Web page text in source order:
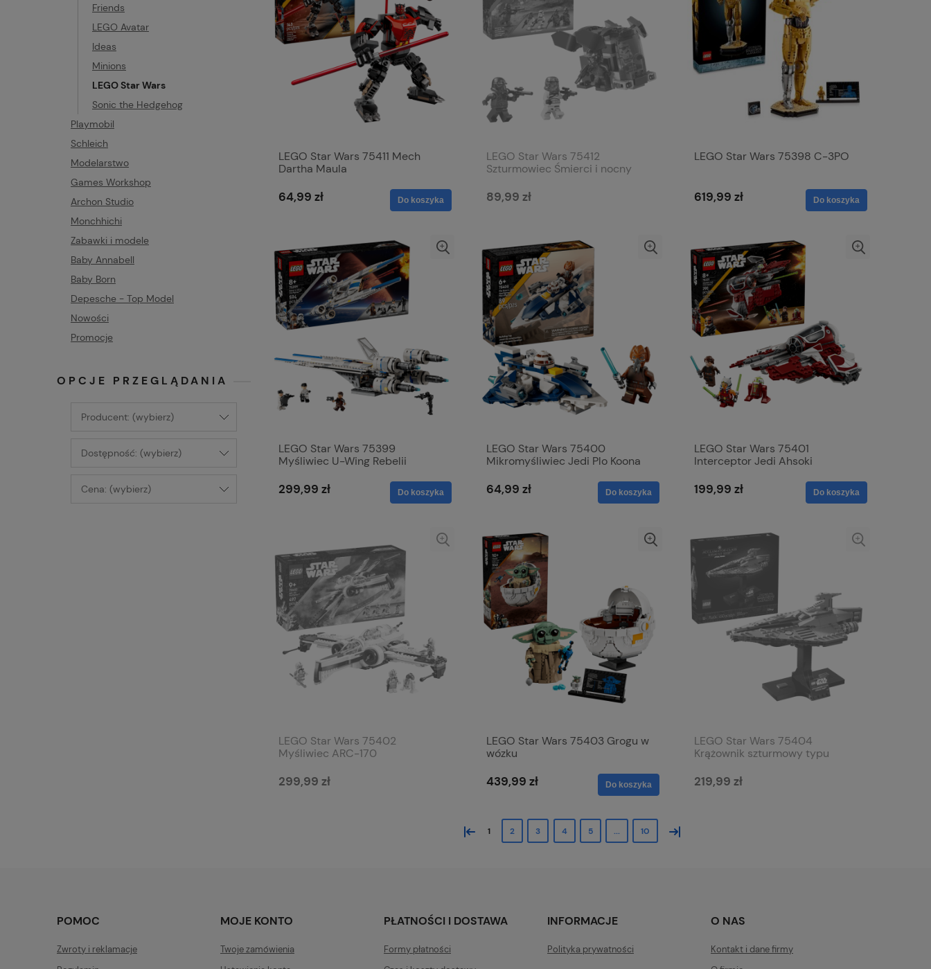
Friends
LEGO Avatar
Ideas
Minions
LEGO Star Wars
Sonic the Hedgehog
Playmobil
Schleich
Modelarstwo
Games Workshop
Archon Studio
Monchhichi
Zabawki i modele
Baby Annabell
Baby Born
Depesche - Top Model
Nowości
Promocje
OPCJE PRZEGLĄDANIA
Producent: (wybierz)
Dostępność: (wybierz)
Cena: (wybierz)
LEGO Star Wars 75411 Mech
Dartha Maula
64,99 zł Do koszyka
LEGO Star Wars 75412
Szturmowiec Śmierci i nocny
89,99 zł
LEGO Star Wars 75398 C-3PO
619,99 zł Do koszyka
LEGO Star Wars 75399
Myśliwiec U-Wing Rebelii
299,99 zł Do koszyka
LEGO Star Wars 75400
Mikromyśliwiec Jedi Plo Koona
64,99 zł Do koszyka
LEGO Star Wars 75401
Interceptor Jedi Ahsoki
199,99 zł Do koszyka
LEGO Star Wars 75402
Myśliwiec ARC-170
299,99 zł
LEGO Star Wars 75403 Grogu w
wózku
439,99 zł Do koszyka
LEGO Star Wars 75404
Krążownik szturmowy typu
219,99 zł
« 1 2 3 4 5 ... 10 »
POMOC
Zwroty i reklamacje
MOJE KONTO
Twoje zamówienia
PŁATNOŚCI I DOSTAWA
Formy płatności
INFORMACJE
Polityka prywatności
O NAS
Kontakt i dane firmy